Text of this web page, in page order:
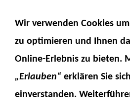
Wir verwenden Cookies
zu optimieren und Ihnen
Online-Erlebnis zu bieten.
„Erlauben“ erklären Sie
einverstanden.